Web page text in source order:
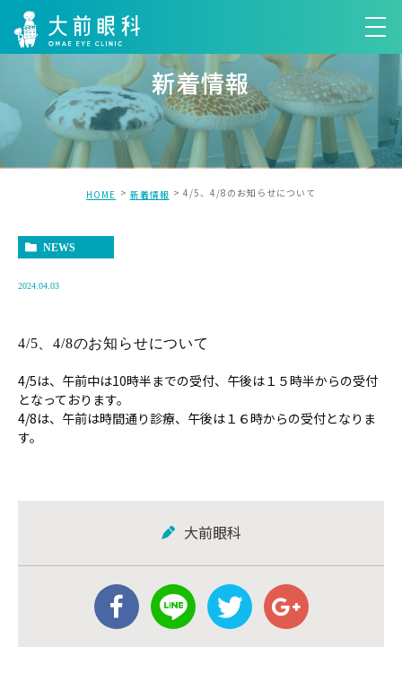
新着情報
HOME 新着情報 4/5、4/8のお知らせについて
NEWS
2024.04.03
4/5、4/8のお知らせについて
4/5は、午前中は10時半までの受付、午後は１５時半からの受付
となっております。
4/8は、午前は時間通り診療、午後は１６時からの受付となりま
す。
大前眼科